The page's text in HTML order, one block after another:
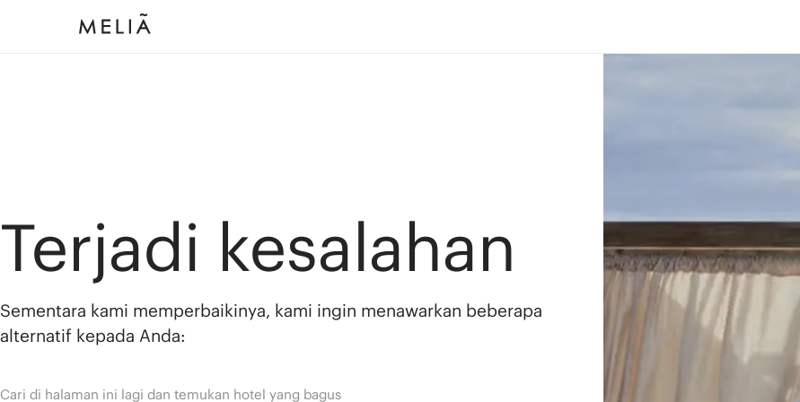
Terjadi kesalahan
Sementara kami memperbaikinya, kami ingin menawarkan beberapa
alternatif kepada Anda:
Cari di halaman ini lagi dan temukan hotel yang bagus